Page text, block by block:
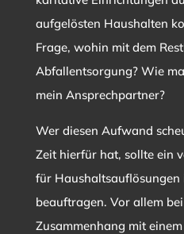
aufgelösten Haushalten
Frage, wohin mit dem
Abfallentsorgung? Wie
mein Ansprechpartner?
Wer diesen Aufwand
Zeit hierfür hat, sollte ein
für Haushaltsauflösungen
beauftragen. Vor allem
Zusammenhang mit